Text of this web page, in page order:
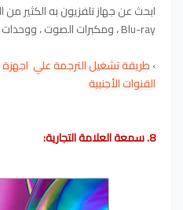
ابحث عن جهاز تلفزيون به الكثير
Blu-ray ، ومكبرات الصوت ، ووحدات تحكم الألعاب.
›طريقة تشغيل الترجمة علي اجهزة
القنوات الأجنبية
8. سمعة العلامة التجارية: